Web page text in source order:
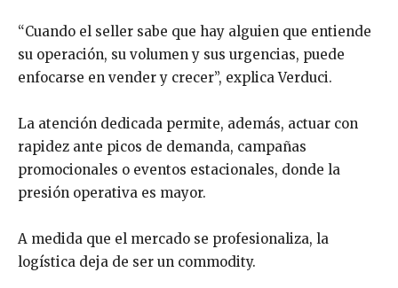
“Cuando el seller sabe que hay alguien que entiende
su operación, su volumen y sus urgencias, puede
enfocarse en vender y crecer”, explica Verduci.
La atención dedicada permite, además, actuar con
rapidez ante picos de demanda, campañas
promocionales o eventos estacionales, donde la
presión operativa es mayor.
A medida que el mercado se profesionaliza, la
logística deja de ser un commodity.